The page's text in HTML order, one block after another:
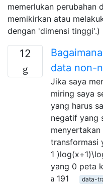
memerlukan perubahan
memikirkan atau
dengan 'dimensi tinggi'.)
12
data non-
Jika saya
miring saya
yang harus
negatif yang
menyertakan
transformasi
1
yang 0 peta
191
data-